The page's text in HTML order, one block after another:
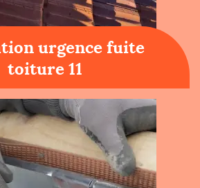
urgence fuite
toiture 11